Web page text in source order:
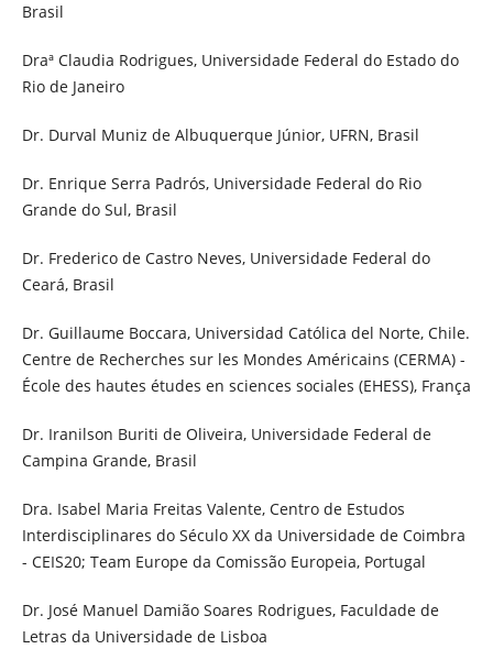
Brasil
Draª Claudia Rodrigues, Universidade Federal do Estado do
Rio de Janeiro
Dr. Durval Muniz de Albuquerque Júnior, UFRN, Brasil
Dr. Enrique Serra Padrós, Universidade Federal do Rio
Grande do Sul, Brasil
Dr. Frederico de Castro Neves, Universidade Federal do
Ceará, Brasil
Dr. Guillaume Boccara, Universidad Católica del Norte, Chile.
Centre de Recherches sur les Mondes Américains (CERMA) -
École des hautes études en sciences sociales (EHESS), França
Dr. Iranilson Buriti de Oliveira, Universidade Federal de
Campina Grande, Brasil
Dra. Isabel Maria Freitas Valente, Centro de Estudos
Interdisciplinares do Século XX da Universidade de Coimbra
- CEIS20; Team Europe da Comissão Europeia, Portugal
Dr. José Manuel Damião Soares Rodrigues, Faculdade de
Letras da Universidade de Lisboa